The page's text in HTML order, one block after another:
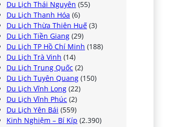
Du Lịch Thái Nguyên (55)
Du Lịch Thanh Hóa (6)
Du Lịch Thừa Thiên Huế (3)
Du Lịch Tiền Giang (29)
Du Lịch TP Hồ Chí Minh (188)
Du Lịch Trà Vinh (14)
Du Lịch Trung Quốc (2)
Du Lịch Tuyên Quang (150)
Du Lịch Vĩnh Long (22)
Du Lịch Vĩnh Phúc (2)
Du Lịch Yên Bái (559)
Kinh Nghiệm – Bí Kíp (2.390)